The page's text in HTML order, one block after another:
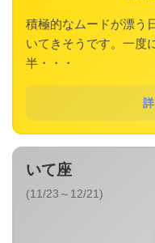
積極的なムードが漂う
いてきそうです。一度
半・・・
いて座
(11/23～12/21)